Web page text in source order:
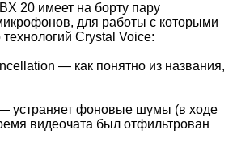
20 имеет на борту пару
для работы с которыми
технологий Crystal Voice:
— как понятно из названия,
устраняет фоновые шумы (в ходе
видеочата был отфильтрован